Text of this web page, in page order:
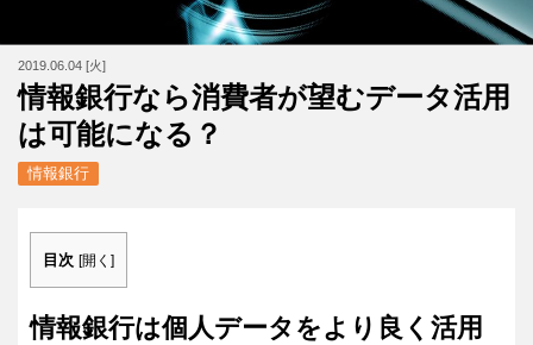
2019.06.04 [火]
情報銀行なら消費者が望むデータ活用
は可能になる？
情報銀行
目次 [開く ]
情報銀行は個人データをより良く活用